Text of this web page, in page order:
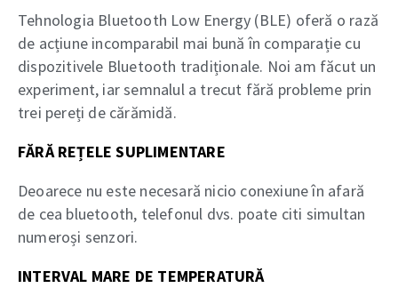
Tehnologia Bluetooth Low Energy (BLE) oferă o rază
de acțiune incomparabil mai bună în comparație cu
dispozitivele Bluetooth tradiționale. Noi am făcut un
experiment, iar semnalul a trecut fără probleme prin
trei pereți de cărămidă.
FĂRĂ REȚELE SUPLIMENTARE
Deoarece nu este necesară nicio conexiune în afară
de cea bluetooth, telefonul dvs. poate citi simultan
numeroși senzori.
INTERVAL MARE DE TEMPERATURĂ